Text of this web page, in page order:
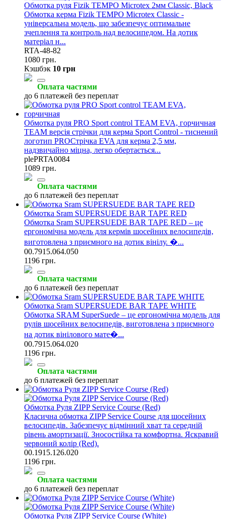
Обмотка руля Fizik TEMPO Microtex 2мм Classic, Black
Обмотка керма Fizik TEMPO Microtex Classic -
універсальна модель, що забезпечує оптимальне
зчеплення та контроль над велосипедом. На дотик
матеріал н...
RTA-48-82
1080 грн.
Кэшбэк 10 грн
Оплата частями
до 6 платежей без переплат
Обмотка руля PRO Sport control TEAM EVA, горчичная
TEAM версія стрічки для керма Sport Control - тиснений
логотип PROСтрічка EVA для керма 2,5 мм,
надзвичайно міцна, легко обертається...
plePRTA0084
1089 грн.
Оплата частями
до 6 платежей без переплат
Обмотка Sram SUPERSUEDE BAR TAPE RED
Обмотка Sram SUPERSUEDE BAR TAPE RED – це
ергономічна модель для кермів шосейних велосипедів,
виготовлена з приємного на дотик вінілу. �...
00.7915.064.050
1196 грн.
Оплата частями
до 6 платежей без переплат
Обмотка Sram SUPERSUEDE BAR TAPE WHITE
Обмотка SRAM SuperSuede – це ергономічна модель для
рулів шосейних велосипедів, виготовлена з приємного
на дотик вінілового мате�...
00.7915.064.020
1196 грн.
Оплата частями
до 6 платежей без переплат
Обмотка Руля ZIPP Service Course (Red)
Класична обмотка ZIPP Service Course для шосейних
велосипедів. Забезпечує відмінний хват та середній
рівень амортизації. Зносостійка та комфортна. Яскравий
червоний колір (Red).
00.1915.126.020
1196 грн.
Оплата частями
до 6 платежей без переплат
Обмотка Руля ZIPP Service Course (White)